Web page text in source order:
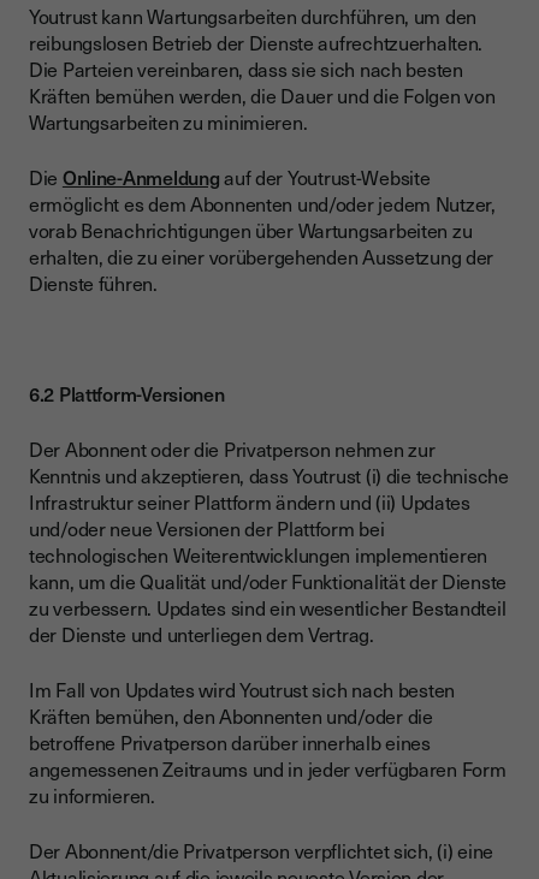
Youtrust kann Wartungsarbeiten durchführen, um den
reibungslosen Betrieb der Dienste aufrechtzuerhalten.
Die Parteien vereinbaren, dass sie sich nach besten
Kräften bemühen werden, die Dauer und die Folgen von
Wartungsarbeiten zu minimieren.
Die Online-Anmeldungauf der Youtrust-Website
ermöglicht es dem Abonnenten und/oder jedem Nutzer,
vorab Benachrichtigungen über Wartungsarbeiten zu
erhalten, die zu einer vorübergehenden Aussetzung der
Dienste führen.
6.2 Plattform-Versionen
Der Abonnent oder die Privatperson nehmen zur
Kenntnis und akzeptieren, dass Youtrust (i) die technische
Infrastruktur seiner Plattform ändern und (ii) Updates
und/oder neue Versionen der Plattform bei
technologischen Weiterentwicklungen implementieren
kann, um die Qualität und/oder Funktionalität der Dienste
zu verbessern. Updates sind ein wesentlicher Bestandteil
der Dienste und unterliegen dem Vertrag.
Im Fall von Updates wird Youtrust sich nach besten
Kräften bemühen, den Abonnenten und/oder die
betroffene Privatperson darüber innerhalb eines
angemessenen Zeitraums und in jeder verfügbaren Form
zu informieren.
Der Abonnent/die Privatperson verpflichtet sich, (i) eine